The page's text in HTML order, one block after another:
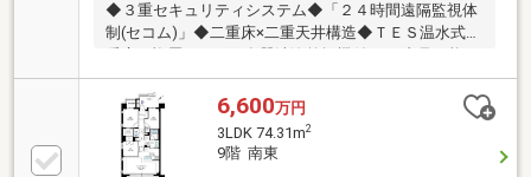
◆３重セキュリティシステム◆「２４時間遠隔監視体
制(セコム)」◆二重床×二重天井構造◆ＴＥＳ温水式床
す!!お気軽にご連絡ください!!■■■■お問合せはこちら
「 ０１２０－７０－３０２１ 」■■「ＳＵＵＭＯ
(スーモ)を見た」と問い合わせくださるとスムーズで
すお問合せの物件以外にも、周辺物件をまとめてご用
意いたします！「海老名市・相模原市・町田市・大和
6,600万円
3LDK 74.31m2
9階 南東